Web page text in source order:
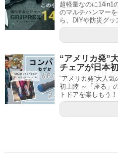
超軽量なのに14in1
のマルチハンマー
ら、DIYや防災グ
“アメリカ発”
チェアが日本
“アメリカ発”大人
初上陸 ～「座る」
トドアを楽しもう